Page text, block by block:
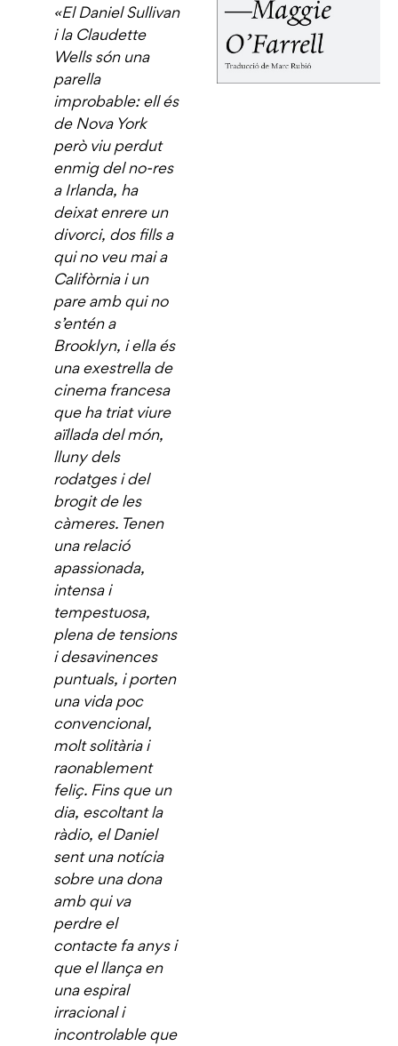
«El Daniel Sullivan
i la Claudette
Wells són una
parella
improbable: ell és
de Nova York
però viu perdut
enmig del no-res
a Irlanda, ha
deixat enrere un
divorci, dos fills a
qui no veu mai a
Califòrnia i un
pare amb qui no
s’entén a
Brooklyn, i ella és
una exestrella de
cinema francesa
que ha triat viure
aïllada del món,
lluny dels
rodatges i del
brogit de les
càmeres. Tenen
una relació
apassionada,
intensa i
tempestuosa,
plena de tensions
i desavinences
puntuals, i porten
una vida poc
convencional,
molt solitària i
raonablement
feliç. Fins que un
dia, escoltant la
ràdio, el Daniel
sent una notícia
sobre una dona
amb qui va
perdre el
contacte fa anys i
que el llança en
una espiral
irracional i
incontrolable que